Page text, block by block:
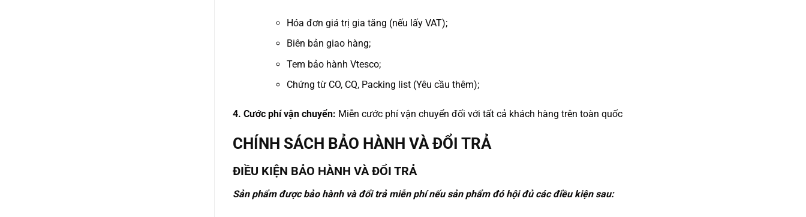
Hóa đơn giá trị gia tăng (nếu lấy VAT);
Biên bản giao hàng;
Tem bảo hành Vtesco;
Chứng từ CO, CQ, Packing list (Yêu cầu thêm);
4. Cước phí vận chuyển: Miễn cước phí vận chuyển đối với tất cả khách hàng trên toàn quốc
CHÍNH SÁCH BẢO HÀNH VÀ ĐỔI TRẢ
ĐIỀU KIỆN BẢO HÀNH VÀ ĐỔI TRẢ
Sản phẩm được bảo hành và đổi trả miễn phí nếu sản phẩm đó hội đủ các điều kiện sau: